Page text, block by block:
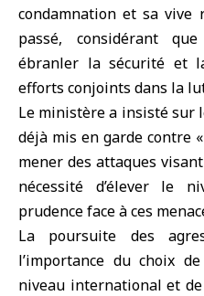
condamnation et sa vive
passé, considérant
ébranler la sécurité et
efforts conjoints dans la
Le ministère a insisté sur
déjà mis en garde contre
mener des attaques
nécessité d’élever le
prudence face à ces
La poursuite des
l’importance du choix
niveau international et